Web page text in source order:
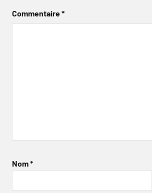
Commentaire*
Nom*